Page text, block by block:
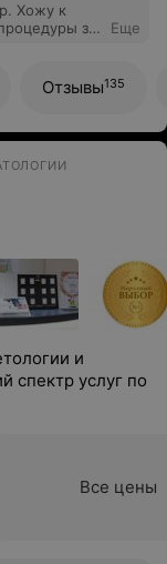
Хожу к
за
Еще
Отзывы135
и
спектр услуг по
Все цены